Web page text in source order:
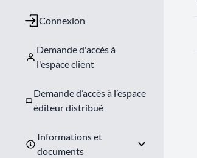
Connexion
Demande d'accès à
l'espace client
Demande d’accès à l’espace
éditeur distribué
Informations et
documents